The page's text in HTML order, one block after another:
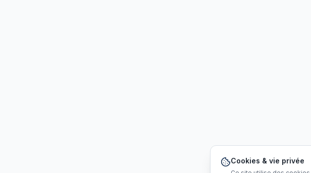
Cookies & vie privée